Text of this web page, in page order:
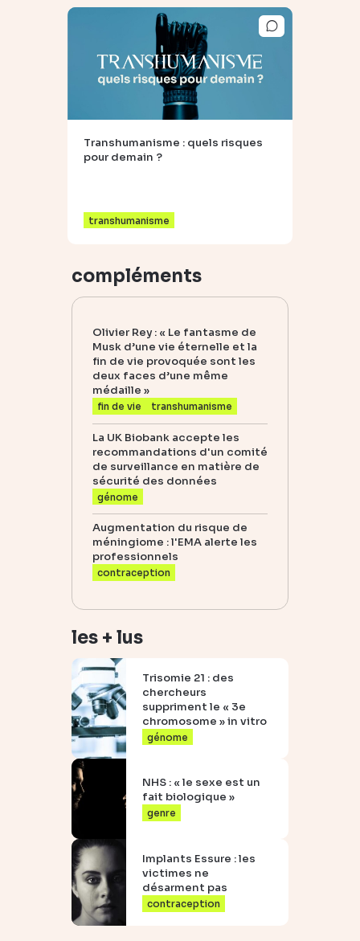
Transhumanisme : quels risques
pour demain ?
transhumanisme
compléments
Olivier Rey : « Le fantasme de
Musk d’une vie éternelle et la
fin de vie provoquée sont les
deux faces d’une même
médaille »
fin de vie transhumanisme
La UK Biobank accepte les
recommandations d'un comité
de surveillance en matière de
sécurité des données
génome
Augmentation du risque de
méningiome : l'EMA alerte les
professionnels
contraception
les + lus
Trisomie 21 : des
chercheurs
suppriment le « 3e
chromosome » in vitro
génome
NHS : « le sexe est un
fait biologique »
genre
Implants Essure : les
victimes ne
désarment pas
contraception